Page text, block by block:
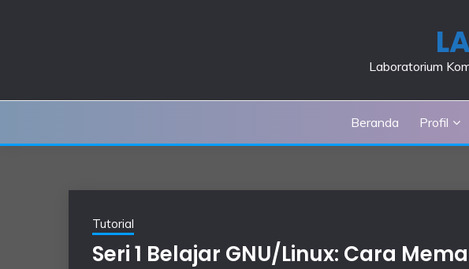
Laboratorium
Beranda Profil
Tutorial
Seri 1 Belajar GNU/Linux: Cara